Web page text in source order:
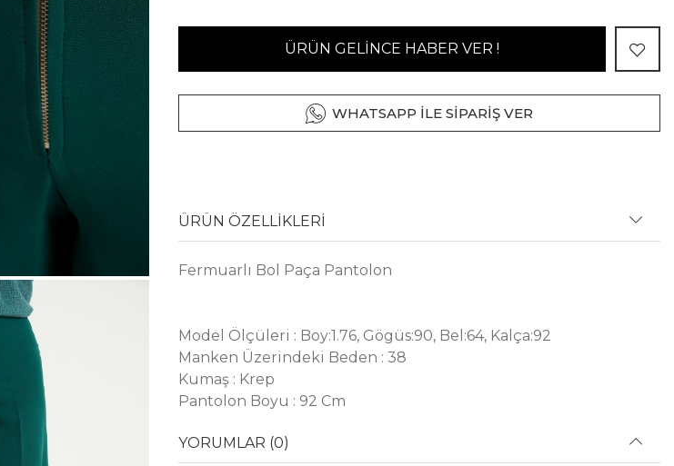
ÜRÜN GELİNCE HABER VER !
WHATSAPP İLE SİPARİŞ VER
ÜRÜN ÖZELLİKLERİ
Fermuarlı Bol Paça Pantolon
Model Ölçüleri : Boy:1.76, Gögüs:90, Bel:64, Kalça:92
Manken Üzerindeki Beden : 38
Kumaş : Krep
Pantolon Boyu : 92 Cm
YORUMLAR (0)